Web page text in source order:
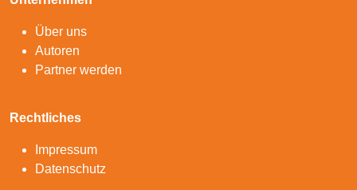
Über uns
Autoren
Partner werden
Rechtliches
Impressum
Datenschutz